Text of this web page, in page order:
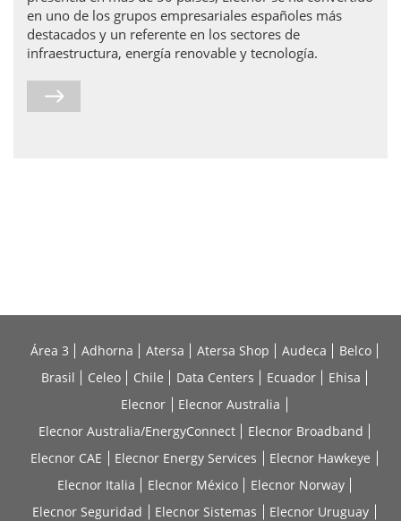
en uno de los grupos empresariales españoles más
destacados y un referente en los sectores de
infraestructura, energía renovable y tecnología.
Área 3 Adhorna Atersa Atersa Shop Audeca
Belco
Brasil
Celeo Chile Data Centers Ecuador
Ehisa
Elecnor
Elecnor Australia
Elecnor Australia/EnergyConnect
Elecnor Broadband
Elecnor CAE
Elecnor Energy Services
Elecnor Hawkeye
Elecnor Italia
Elecnor México
Elecnor Norway
Elecnor Seguridad
Elecnor Sistemas
Elecnor Uruguay